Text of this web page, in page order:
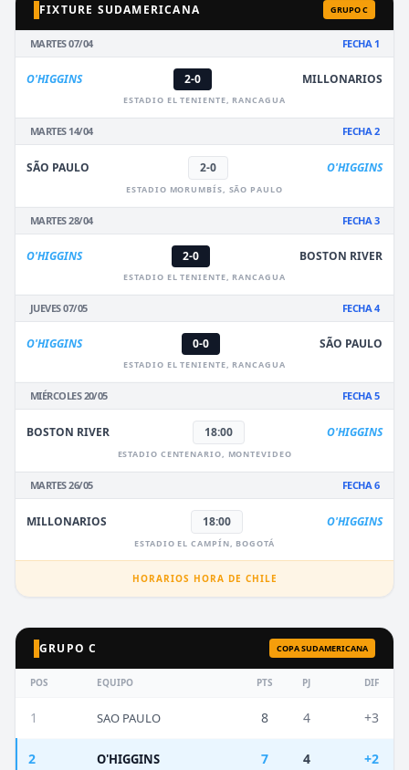
FIXTURE SUDAMERICANA GRUPO C
MARTES 07/04 FECHA 1
O'HIGGINS 2-0 MILLONARIOS
ESTADIO EL TENIENTE, RANCAGUA
MARTES 14/04 FECHA 2
SÃO PAULO 2-0 O'HIGGINS
ESTADIO MORUMBÍS, SÃO PAULO
MARTES 28/04 FECHA 3
O'HIGGINS 2-0 BOSTON RIVER
ESTADIO EL TENIENTE, RANCAGUA
JUEVES 07/05 FECHA 4
O'HIGGINS 0-0 SÃO PAULO
ESTADIO EL TENIENTE, RANCAGUA
MIÉRCOLES 20/05 FECHA 5
BOSTON RIVER 18:00 O'HIGGINS
ESTADIO CENTENARIO, MONTEVIDEO
MARTES 26/05 FECHA 6
MILLONARIOS 18:00 O'HIGGINS
ESTADIO EL CAMPÍN, BOGOTÁ
HORARIOS HORA DE CHILE
GRUPO C COPA SUDAMERICANA
POS EQUIPO PTS PJ DIF
1 SAO PAULO 8 4 +3
2 O'HIGGINS 7 4 +2